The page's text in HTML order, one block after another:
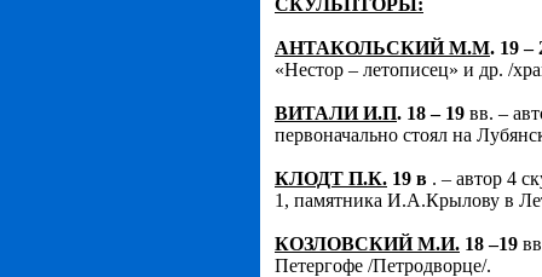
СКУЛЬПТОРЫ:
АНТАКОЛЬСКИЙ М.М. 19 –
«Нестор – летописец» и др. /
ВИТАЛИ И.П. 18 – 19 вв. –
первоначально стоял на
КЛОДТ П.К. 19 в . – автор 4
1, памятника И.А.Крылову в
КОЗЛОВСКИЙ М.И. 18 –19
Петергофе /Петродворце/.